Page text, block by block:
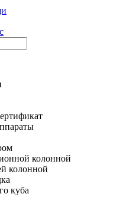
колонной
колонной
куба